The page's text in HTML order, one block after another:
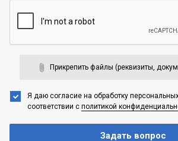
Прикрепить файлы (реквизиты,
Я даю согласие на обработку
соответствии с политикой